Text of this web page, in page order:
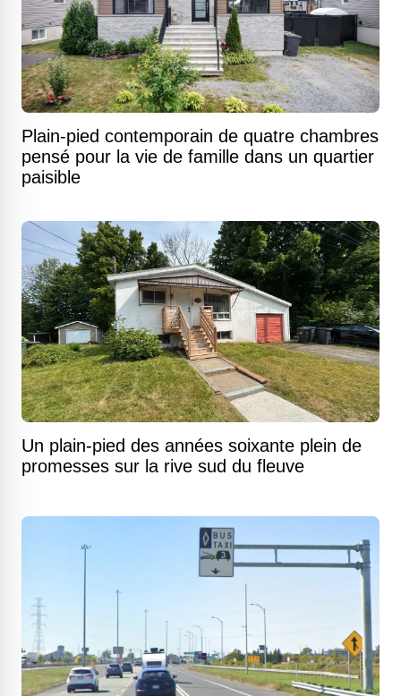
Plain-pied contemporain de quatre chambres
pensé pour la vie de famille dans un quartier
paisible
Un plain-pied des années soixante plein de
promesses sur la rive sud du fleuve